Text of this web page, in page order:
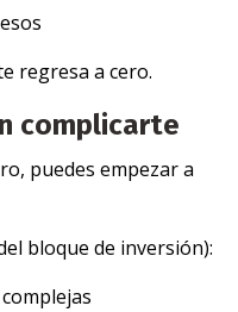
regresa a cero.
complicarte
puedes empezar a
bloque de inversión):